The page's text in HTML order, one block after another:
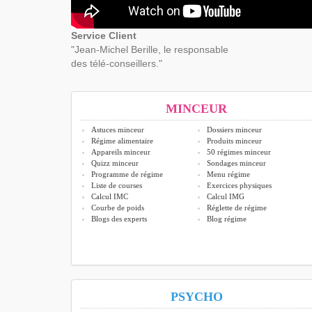
Service Client
"Jean-Michel Berille, le responsable
des télé-conseillers."
MINCEUR
Astuces minceur
Dossiers minceur
Régime alimentaire
Produits minceur
Appareils minceur
50 régimes minceur
Quizz minceur
Sondages minceur
Programme de régime
Menu régime
Liste de courses
Exercices physiques
Calcul IMC
Calcul IMG
Courbe de poids
Réglette de régime
Blogs des experts
Blog régime
PSYCHO